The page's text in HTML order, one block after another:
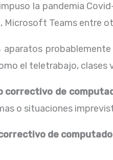
la pandemia
Microsoft Teams entre
el teletrabajo, clases
correctivo de
o situaciones
de